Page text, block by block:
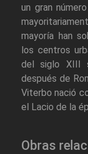
un gran
mayoría han
los centros
del siglo XIII
después de
Viterbo nació
el Lacio de la
Obras